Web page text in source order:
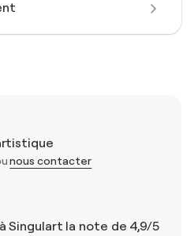
nous contacter
Singulart la note de 4,9/5